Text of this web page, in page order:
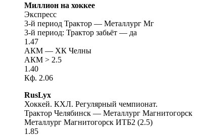
Миллион на хоккее
Экспресс
3-й период Трактор — Металлург Мг
3-й период: Трактор забьёт — да
1.47
АКМ — ХК Челны
АКМ > 2.5
1.40
Кф. 2.06
RusLyx
Хоккей. КХЛ. Регулярный чемпионат.
Трактор Челябинск — Металлург Магнитогорск
Металлург Магнитогорск ИТБ2 (2.5)
1.85